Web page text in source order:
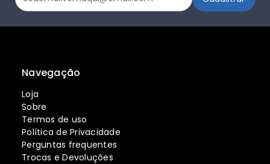
Navegação
Loja
Sobre
Termos de uso
Política de Privacidade
Perguntas frequentes
Trocas e Devoluções